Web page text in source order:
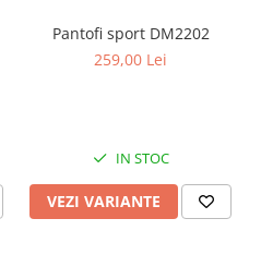
Pantofi sport DM2202
259,00 Lei
IN STOC
VEZI VARIANTE